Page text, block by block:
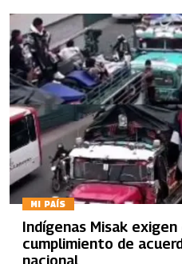
MI PAÍS
Indígenas Misak
cumplimiento de
nacional